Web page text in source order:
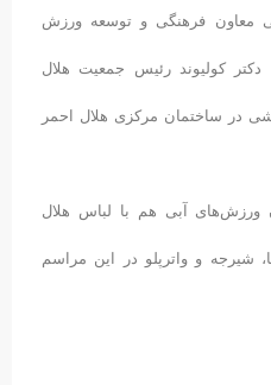
معاون فرهنگی و توسعه ورزش
کولیوند رئیس جمعیت هلال
ورزشی در ساختمان مرکزی هلال احمر
آبی هم با لباس هلال
شیرجه و واترپلو در این مراسم